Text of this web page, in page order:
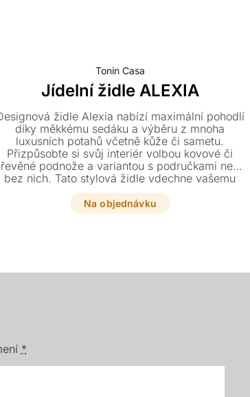
Tonin Casa
Jídelní židle ALEXIA
židle Alexia nabízí maximální pohodlí
díky měkkému sedáku a výběru z mnoha
luxusních potahů včetně kůže či sametu.
Přizpůsobte si svůj interiér volbou kovové či
podnože a variantou s područkami nebo
bez nich. Tato stylová židle vdechne vašemu
jídelnímu koutu eleganci a vyladí ho do
posledního detailu.
Na objednávku
*